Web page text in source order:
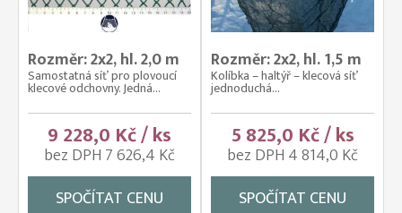
Rozměr: 2x2, hl. 2,0 m
Samostatná síť pro plovoucí
klecové odchovny. Jedná...
9 228,0 Kč / ks
bez DPH 7 626,4 Kč
SPOČÍTAT CENU
Rozměr: 2x2, hl. 1,5 m
Kolíbka – haltýř – klecová síť
jednoduchá...
5 825,0 Kč / ks
bez DPH 4 814,0 Kč
SPOČÍTAT CENU